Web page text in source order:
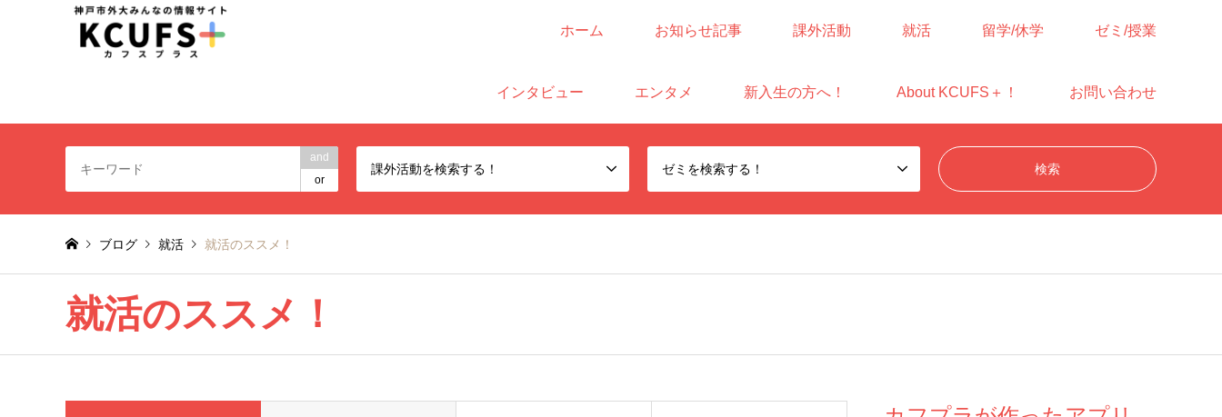
ホーム お知らせ記事 課外活動 就活 留学/休学 ゼミ/授業
インタビュー エンタメ 新入生の方へ！ About KCUFS＋！ お問い合わせ
and
or
課外活動を検索する！ ゼミを検索する！
ブログ 就活 就活のススメ！
就活のススメ！